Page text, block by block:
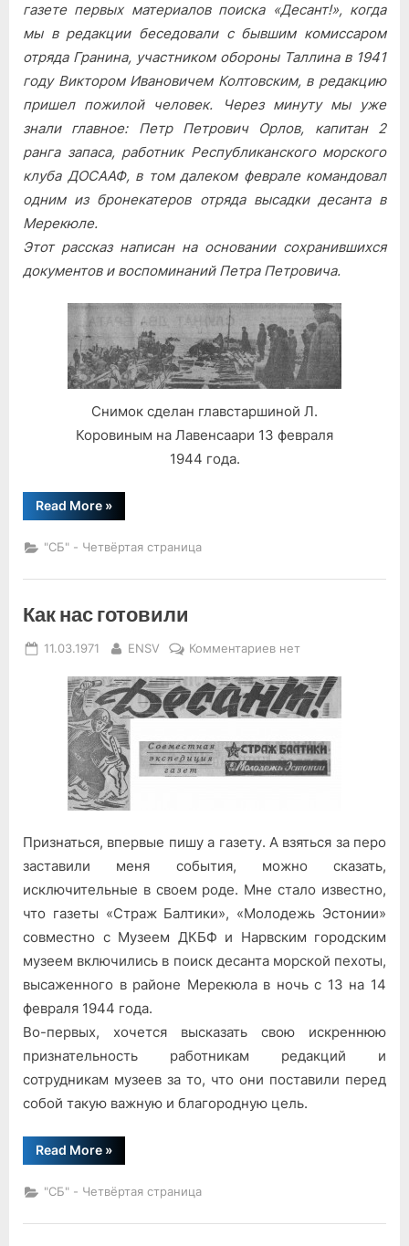
газете первых материалов поиска «Десант!», когда
мы в редакции беседовали с бывшим комиссаром
отряда Гранина, участником обороны Таллина в 1941
году Виктором Ивановичем Колтовским, в редакцию
пришел пожилой человек. Через минуту мы уже
знали главное: Петр Петрович Орлов, капитан 2
ранга запаса, работник Республиканского морского
клуба ДОСААФ, в том далеком феврале командовал
одним из бронекатеров отряда высадки десанта в
Мерекюле.
Этот рассказ написан на основании сохранившихся
документов и воспоминаний Петра Петровича.
Снимок сделан главстаршиной Л.
Коровиным на Лавенсаари 13 февраля
1944 года.
Read More“Друзья
мои,
»
"СБ" - Четвёртая страница
Как нас готовили
Posted
11.03.1971 By
ENSV Комментариевк
Как
нас
нет
Признаться, впервые пишу а газету. А взяться за перо
заставили меня события, можно сказать,
исключительные в своем роде. Мне стало известно,
что газеты «Страж Балтики», «Молодежь Эстонии»
совместно с Музеем ДКБФ и Нарвским городским
музеем включились в поиск десанта морской пехоты,
высаженного в районе Мерекюла в ночь с 13 на 14
февраля 1944 года.
Во-первых, хочется высказать свою искреннюю
признательность работникам редакций и
сотрудникам музеев за то, что они поставили перед
собой такую важную и благородную цель.
Read More“Как
нас
»
"СБ" - Четвёртая страница